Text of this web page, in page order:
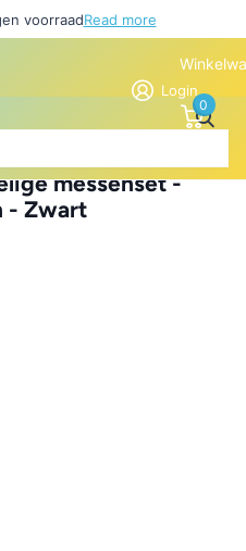
voorraadRead more
Login
0
messenset -
- Zwart